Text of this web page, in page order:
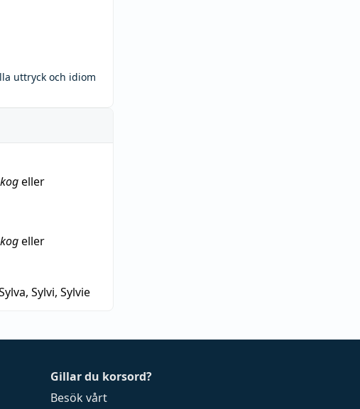
uttryck och idiom
eller
eller
Sylvi, Sylvie
Gillar du korsord?
Besök vårt